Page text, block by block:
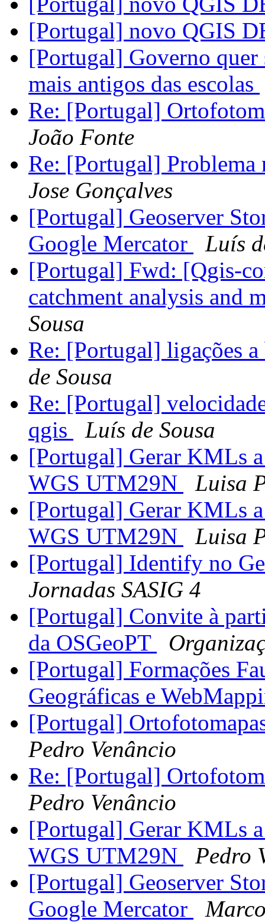
[Portugal] novo QGIS
[Portugal] Governo quer
mais antigos das escolas
Re: [Portugal]
João Fonte
Re: [Portugal]
Jose Gonçalves
[Portugal] Geoserver
Google Mercator
Luís
[Portugal] Fwd: [Qgis-
catchment analysis and
Sousa
Re: [Portugal] ligações
de Sousa
Re: [Portugal]
qgis
Luís de Sousa
[Portugal] Gerar KMLs
WGS UTM29N
Luisa
[Portugal] Gerar KMLs
WGS UTM29N
Luisa
[Portugal] Identify no
Jornadas SASIG 4
[Portugal] Convite à
da OSGeoPT
[Portugal] Formações
Geográficas e
[Portugal]
Pedro Venâncio
Re: [Portugal]
Pedro Venâncio
[Portugal] Gerar KMLs
WGS UTM29N
Pedro
[Portugal] Geoserver
Google Mercator